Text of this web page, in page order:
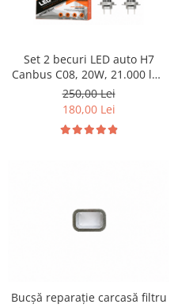
Set 2 becuri LED auto H7
Canbus C08, 20W, 21.000 lm,
6000K, cu ventilator
250,00 Lei
180,00 Lei
Bucșă reparație carcasă filtru